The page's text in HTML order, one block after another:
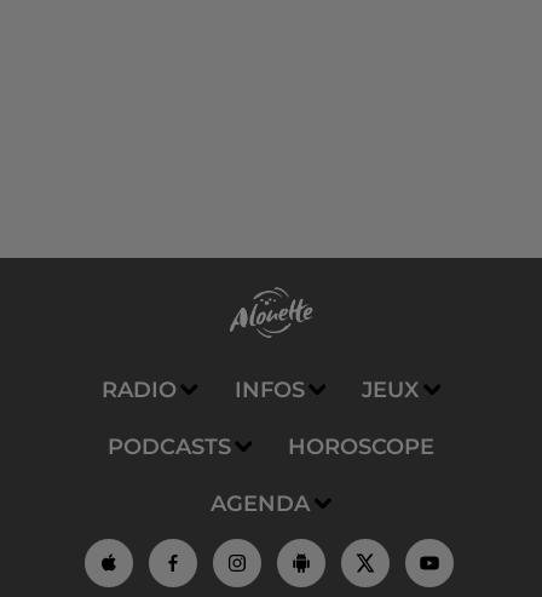
RADIO INFOS JEUX
PODCASTS HOROSCOPE
AGENDA